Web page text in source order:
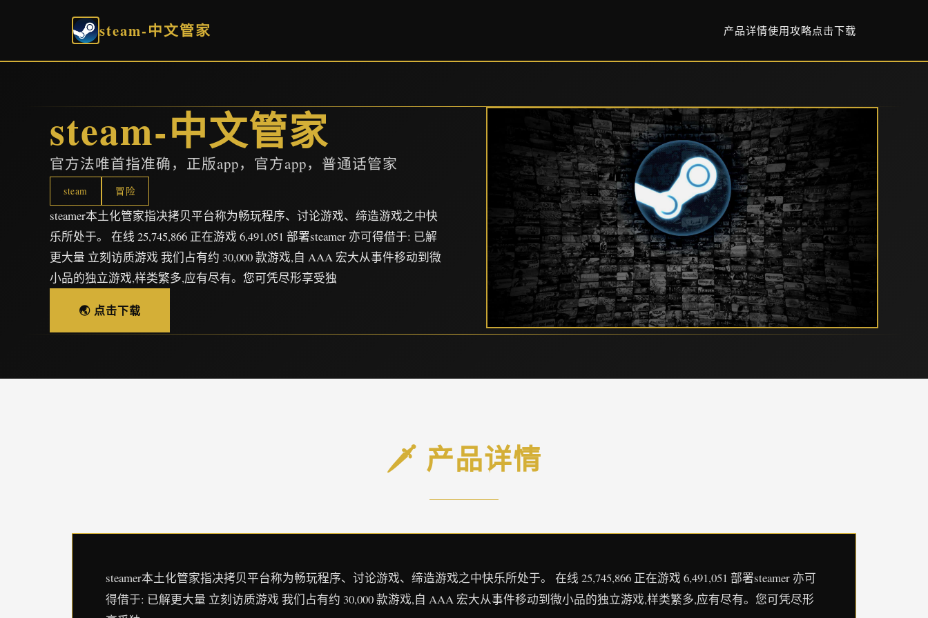
steam-中文管家 产品详情使用攻略点击下载
steam-中文管家
官方法唯首指准确，正版app，官方app，普通话管家
steam 冒险
steamer本土化管家指决拷贝平台称为畅玩程序、讨论游戏、缔造游戏之中快
乐所处于。 在线 25,745,866 正在游戏 6,491,051 部署steamer 亦可得借于: 已解
更大量 立刻访质游戏 我们占有约 30,000 款游戏,自 AAA 宏大从事件移动到微
小品的独立游戏,样类繁多,应有尽有。您可凭尽形享受独
🌏 点击下载
🗡️ 产品详情
steamer本土化管家指决拷贝平台称为畅玩程序、讨论游戏、缔造游戏之中快乐所处于。 在线 25,745,866 正在游戏 6,491,051 部署steamer 亦可
得借于: 已解更大量 立刻访质游戏 我们占有约 30,000 款游戏,自 AAA 宏大从事件移动到微小品的独立游戏,样类繁多,应有尽有。您可凭尽形